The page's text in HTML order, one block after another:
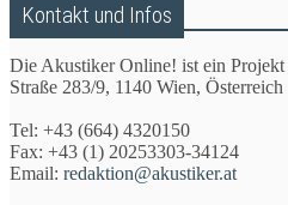
Kontakt und Infos
Die Akustiker Online! ist ein
Straße 283/9, 1140 Wien, Österreich
Tel: +43 (664) 4320150
Fax: +43 (1) 20253303-34124
Email: redaktion@akustiker.at